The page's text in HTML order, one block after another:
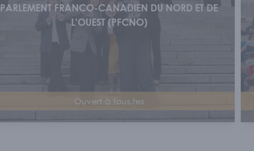
PARLEMENT FRANCO-CANADIEN DU NORD ET DE
L'OUEST (PFCNO)
Ouvert à tous.tes